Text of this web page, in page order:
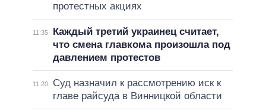
протестных акциях
11:35
Каждый третий украинец считает,
что смена главкома произошла под
давлением протестов
11:20
Суд назначил к рассмотрению иск к
главе райсуда в Винницкой области